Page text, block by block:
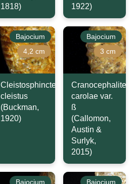
1818)
1922)
Bajocium
4,2 cm
Cleistosphinctes
cleistus
(Buckman,
1920)
Bajocium
3 cm
Cranocephalites
carolae var.
ß
(Callomon,
Austin &
Surlyk,
2015)
Bajocium Bajocium